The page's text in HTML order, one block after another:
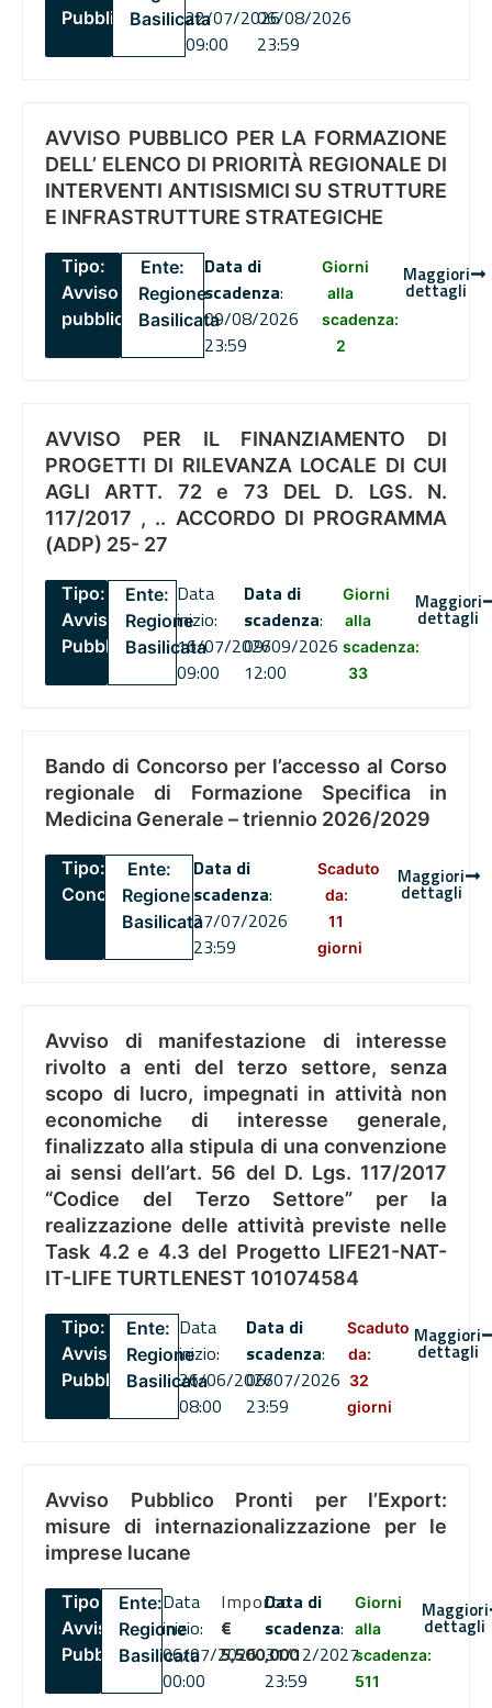
PubblicoBasilicata22/07/2026
09:00
06/08/2026
23:59
AVVISO PUBBLICO PER LA FORMAZIONE
DELL’ ELENCO DI PRIORITÀ REGIONALE DI
INTERVENTI ANTISISMICI SU STRUTTURE
E INFRASTRUTTURE STRATEGICHE
Tipo:
Avviso
pubblico
Ente:
Regione
Basilicata
Data di
scadenza:
09/08/2026
23:59
Giorni
alla
scadenza:
2
Maggiori
dettagli
AVVISO PER IL FINANZIAMENTO DI
PROGETTI DI RILEVANZA LOCALE DI CUI
AGLI ARTT. 72 e 73 DEL D. LGS. N.
117/2017 , .. ACCORDO DI PROGRAMMA
(ADP) 25- 27
Tipo:
Avviso
Pubblico
Ente:
Regione
Basilicata
Data
inizio:
16/07/2026
09:00
Data di
scadenza:
09/09/2026
12:00
Giorni
alla
scadenza:
33
Maggiori
dettagli
Bando di Concorso per l’accesso al Corso
regionale di Formazione Specifica in
Medicina Generale – triennio 2026/2029
Tipo:
Concorsi
Ente:
Regione
Basilicata
Data di
scadenza:
27/07/2026
23:59
Scaduto
da:
11
giorni
Maggiori
dettagli
Avviso di manifestazione di interesse
rivolto a enti del terzo settore, senza
scopo di lucro, impegnati in attività non
economiche di interesse generale,
finalizzato alla stipula di una convenzione
ai sensi dell’art. 56 del D. Lgs. 117/2017
“Codice del Terzo Settore” per la
realizzazione delle attività previste nelle
Task 4.2 e 4.3 del Progetto LIFE21-NAT-
IT-LIFE TURTLENEST 101074584
Tipo:
Avviso
Pubblico
Ente:
Regione
Basilicata
Data
inizio:
26/06/2026
08:00
Data di
scadenza:
06/07/2026
23:59
Scaduto
da:
32
giorni
Maggiori
dettagli
Avviso Pubblico Pronti per l’Export:
misure di internazionalizzazione per le
imprese lucane
Tipo:
Avviso
Pubblico
Ente:
Regione
Basilicata
Data
inizio:
06/07/2026
00:00
Importo
€
5,500,000
Data di
scadenza:
31/12/2027
23:59
Giorni
alla
scadenza:
511
Maggiori
dettagli